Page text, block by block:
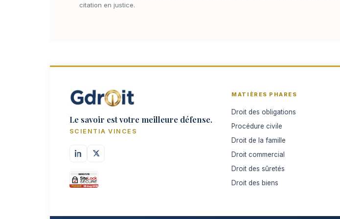
citation en justice.
Le savoir est votre meilleure défense.
SCIENTIA VINCES
MATIÈRES PHARES
Droit des obligations
Procédure civile
Droit de la famille
Droit commercial
Droit des sûretés
Droit des biens